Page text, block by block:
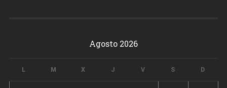
Agosto 2026
L M X J V S D